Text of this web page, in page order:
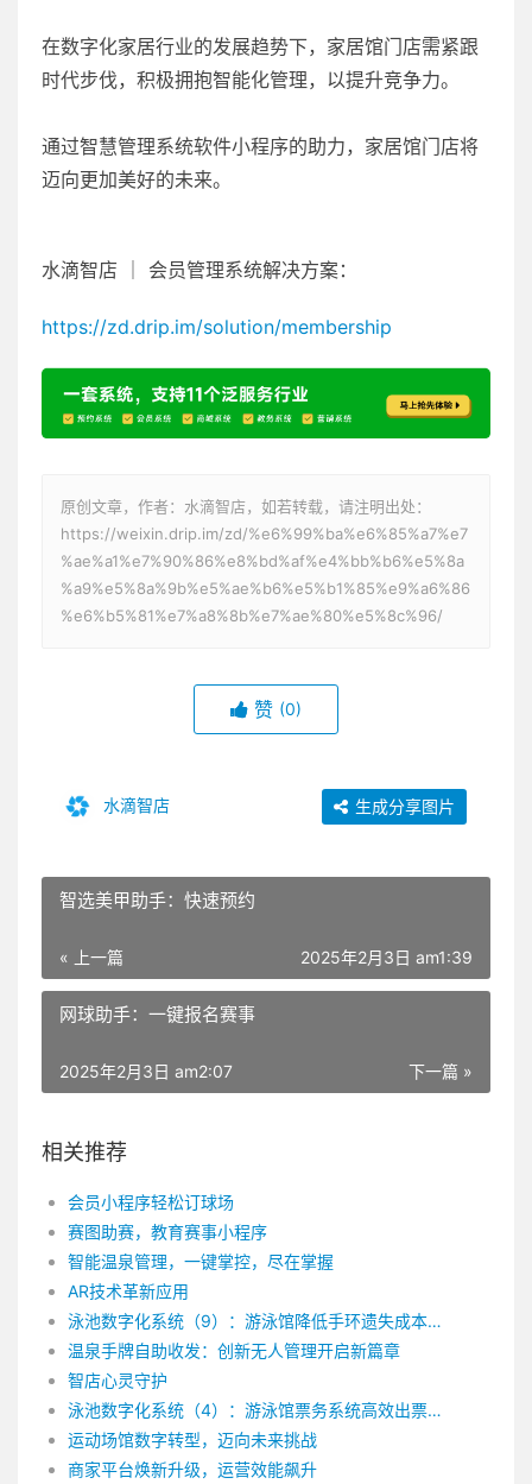
在数字化家居行业的发展趋势下，家居馆门店需紧跟
时代步伐，积极拥抱智能化管理，以提升竞争力。
通过智慧管理系统软件小程序的助力，家居馆门店将
迈向更加美好的未来。
水滴智店 ｜ 会员管理系统解决方案：
https://zd.drip.im/solution/membership
原创文章，作者：水滴智店，如若转载，请注明出处：
https://weixin.drip.im/zd/%e6%99%ba%e6%85%a7%e7
%ae%a1%e7%90%86%e8%bd%af%e4%bb%b6%e5%8a
%a9%e5%8a%9b%e5%ae%b6%e5%b1%85%e9%a6%86
%e6%b5%81%e7%a8%8b%e7%ae%80%e5%8c%96/
赞 (0)
水滴智店 生成分享图片
智选美甲助手：快速预约
« 上一篇 2025年2月3日 am1:39
网球助手：一键报名赛事
下一篇 »
2025年2月3日 am2:07
相关推荐
会员小程序轻松订球场
赛图助赛，教育赛事小程序
智能温泉管理，一键掌控，尽在掌握
AR技术革新应用
泳池数字化系统（9）：游泳馆降低手环遗失成本的方法
温泉手牌自助收发：创新无人管理开启新篇章
智店心灵守护
泳池数字化系统（4）：游泳馆票务系统高效出票的3种方式
运动场馆数字转型，迈向未来挑战
商家平台焕新升级，运营效能飙升